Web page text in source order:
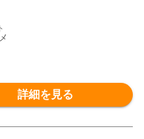
詳細を見る